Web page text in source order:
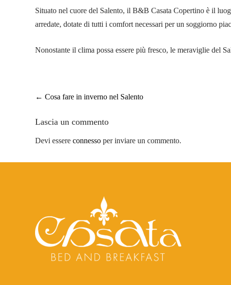
Situato nel cuore del Salento, il B&B Casata Copertino è il
arredate, dotate di tutti i comfort necessari per un soggiorno
Nonostante il clima possa essere più fresco, le meraviglie del
Post
navigation
← Cosa fare in inverno nel Salento
Lascia un commento
Devi essere connesso per inviare un commento.